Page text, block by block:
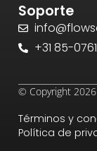
Soporte
+31 85-
© Copyright 2026
Términos y
Política de